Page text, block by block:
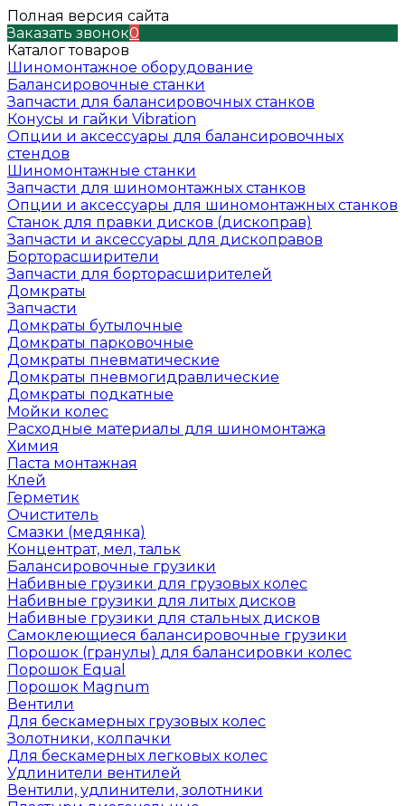
Полная версия сайта
Заказать звонок0
Каталог товаров
Шиномонтажное оборудование
Балансировочные станки
Запчасти для балансировочных станков
Конусы и гайки Vibration
Опции и аксессуары для балансировочных
стендов
Шиномонтажные станки
Запчасти для шиномонтажных станков
Опции и аксессуары для шиномонтажных станков
Станок для правки дисков (дископрав)
Запчасти и аксессуары для дископравов
Борторасширители
Запчасти для борторасширителей
Домкраты
Запчасти
Домкраты бутылочные
Домкраты парковочные
Домкраты пневматические
Домкраты пневмогидравлические
Домкраты подкатные
Мойки колес
Расходные материалы для шиномонтажа
Химия
Паста монтажная
Клей
Герметик
Очиститель
Смазки (медянка)
Концентрат, мел, тальк
Балансировочные грузики
Набивные грузики для грузовых колес
Набивные грузики для литых дисков
Набивные грузики для стальных дисков
Самоклеющиеся балансировочные грузики
Порошок (гранулы) для балансировки колес
Порошок Equal
Порошок Magnum
Вентили
Для бескамерных грузовых колес
Золотники, колпачки
Для бескамерных легковых колес
Удлинители вентилей
Вентили, удлинители, золотники